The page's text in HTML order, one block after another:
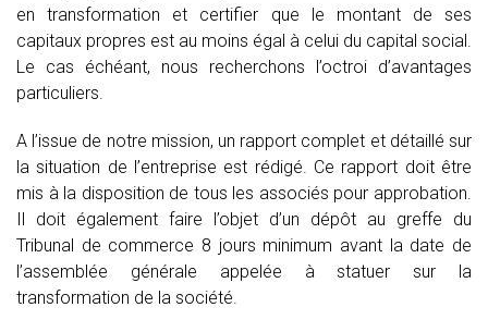
en transformation et certifier que le montant de ses
capitaux propres est au moins égal à celui du capital social.
Le cas échéant, nous recherchons l’octroi d’avantages
particuliers.
A l’issue de notre mission, un rapport complet et détaillé sur
la situation de l’entreprise est rédigé. Ce rapport doit être
mis à la disposition de tous les associés pour approbation.
Il doit également faire l’objet d’un dépôt au greffe du
Tribunal de commerce 8 jours minimum avant la date de
l’assemblée générale appelée à statuer sur la
transformation de la société.